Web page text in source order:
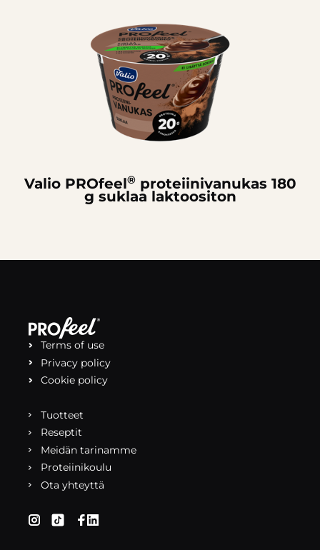
Valio PROfeel®proteiini­vanukas 180
g suklaa laktoositon
Terms of use
Privacy policy
Cookie policy
Tuotteet
Reseptit
Meidän tarinamme
Proteiinikoulu
Ota yhteyttä
(aukeaa uuteen välilehteen)
(aukeaa uuteen välilehteen)
(aukeaa uuteen välilehteen)
(aukeaa uuteen välilehteen)